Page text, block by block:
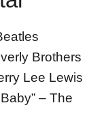
Brothers
Lee Lewis
– The